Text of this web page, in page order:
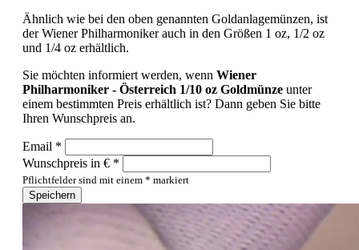
Ähnlich wie bei den oben genannten Goldanlagemünzen, ist
der Wiener Philharmoniker auch in den Größen 1 oz, 1/2 oz
und 1/4 oz erhältlich.
Sie möchten informiert werden, wenn Wiener
Philharmoniker - Österreich 1/10 oz Goldmünze unter
einem bestimmten Preis erhältlich ist? Dann geben Sie bitte
Ihren Wunschpreis an.
Email *
Wunschpreis in € *
Pflichtfelder sind mit einem * markiert
Speichern